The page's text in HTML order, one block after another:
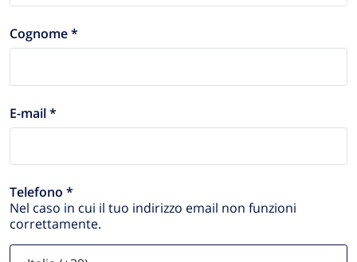
Cognome *
E-mail *
Telefono *
Nel caso in cui il tuo indirizzo email non funzioni
correttamente.